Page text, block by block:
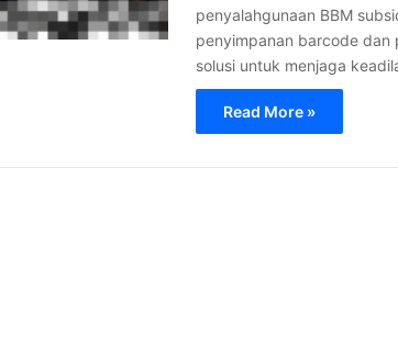
penyalahgunaan BBM
penyimpanan barcode dan
solusi untuk menjaga
Read More »